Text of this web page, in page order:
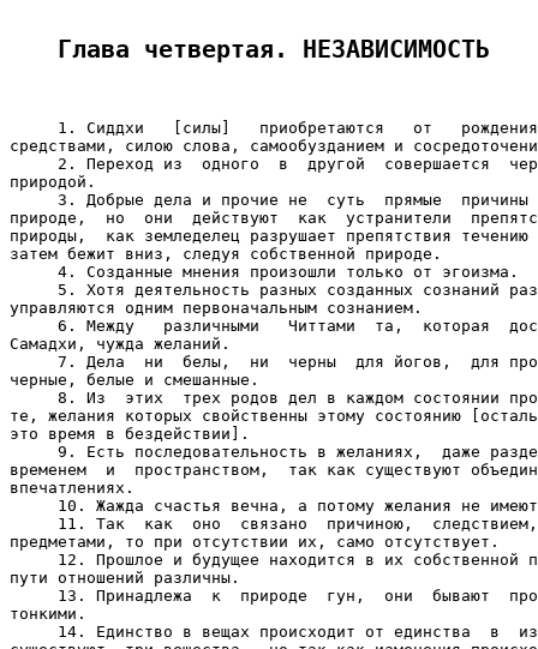
Глава четвертая. НЕЗАВИСИМОСТЬ
1. Сиддхи   [силы]   приобретаются   от
средствами, силою слова, самообузданием и
2. Переход из  одного  в  другой  совершается
природой.
3. Добрые дела и прочие не  суть  прямые  причины
природе,  но  они  действуют  как  устранители
природы,  как земледелец разрушает препятствия
затем бежит вниз, следуя собственной природе.
     4. Созданные мнения произошли только от эгоизма.
5. Хотя деятельность разных созданных сознаний
управляются одним первоначальным сознанием.
6. Между   различными   Читтами  та,  которая
Самадхи, чужда желаний.
7. Дела  ни  белы,  ни  черны  для йогов,  для
черные, белые и смешанные.
8. Из  этих  трех родов дел в каждом состоянии
те, желания которых свойственны этому состоянию
это время в бездействии].
9. Есть последовательность в желаниях,  даже
временем  и  пространством,  так как существуют
впечатлениях.
10. Жажда счастья вечна, а потому желания не
11. Так  как  оно  связано  причиною,
предметами, то при отсутствии их, само отсутствует.
12. Прошлое и будущее находится в их собственной
пути отношений различны.
13. Принадлежа  к  природе  гун,  они  бывают
тонкими.
14. Единство в вещах происходит от единства  в